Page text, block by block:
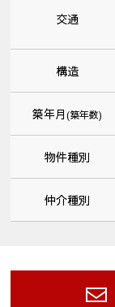
交通
構造
築年月(築年数)
物件種別
仲介種別